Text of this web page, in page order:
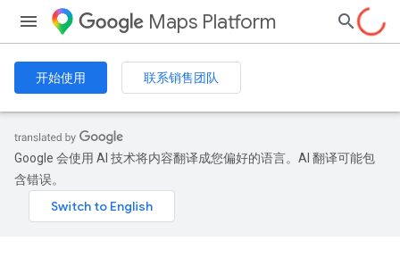
Maps Platform
开始使用 联系销售团队
Google 会使用 AI 技术将内容翻译成您偏好的语言。AI 翻译可能包
含错误。